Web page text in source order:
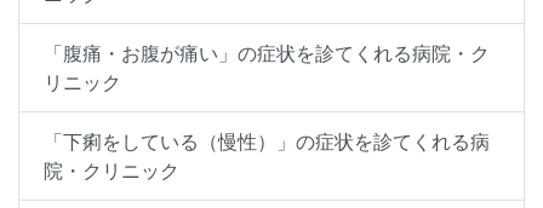
「腹痛・お腹が痛い」の症状を診てくれる病院・ク
リニック
「下痢をしている（慢性）」の症状を診てくれる病
院・クリニック